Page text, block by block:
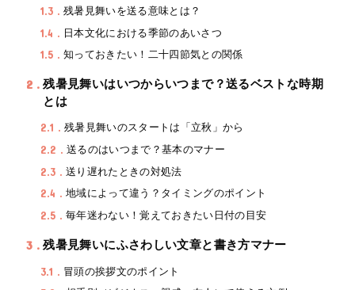
1.3 残暑見舞いを送る意味とは？
1.4 日本文化における季節のあいさつ
1.5 知っておきたい！二十四節気との関係
2
残暑見舞いはいつからいつまで？送るベストな時期
とは
2.1 残暑見舞いのスタートは「立秋」から
2.2 送るのはいつまで？基本のマナー
2.3 送り遅れたときの対処法
2.4 地域によって違う？タイミングのポイント
2.5 毎年迷わない！覚えておきたい日付の目安
3 残暑見舞いにふさわしい文章と書き方マナー
3.1 冒頭の挨拶文のポイント